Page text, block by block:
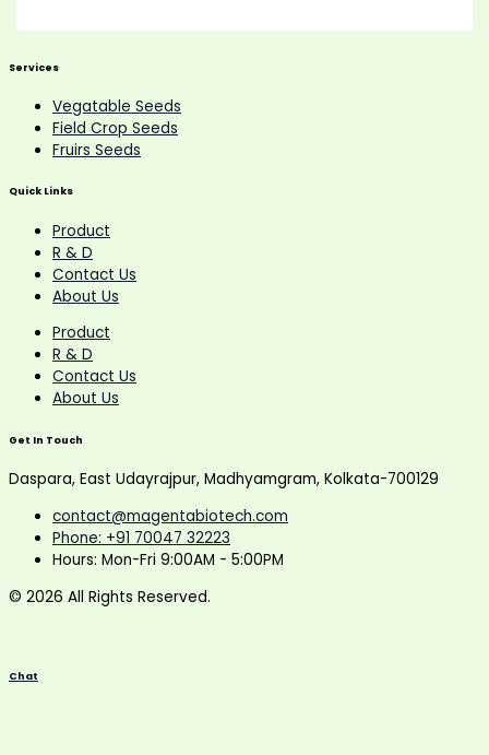
Services
Vegatable Seeds
Field Crop Seeds
Fruirs Seeds
Quick Links
Product
R & D
Contact Us
About Us
Product
R & D
Contact Us
About Us
Get In Touch
Daspara, East Udayrajpur, Madhyamgram, Kolkata-700129
contact@magentabiotech.com
Phone: +91 70047 32223
Hours: Mon-Fri 9:00AM - 5:00PM
© 2026 All Rights Reserved.
Chat